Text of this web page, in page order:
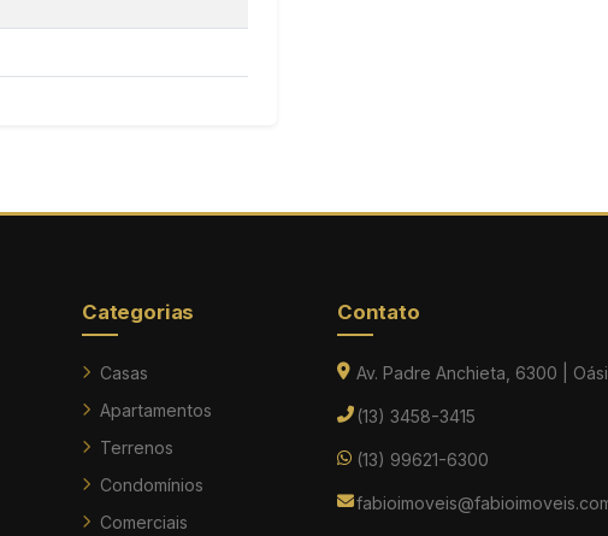
Categorias
Casas
Apartamentos
Terrenos
Condomínios
Comerciais
Contato
Av. Padre Anchieta, 6300 |
(13) 3458-3415
(13) 99621-6300